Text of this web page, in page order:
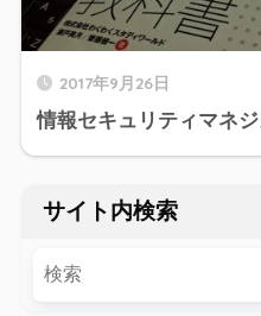
2017年9月26日
情報セキュリティマネ
サイト内検索